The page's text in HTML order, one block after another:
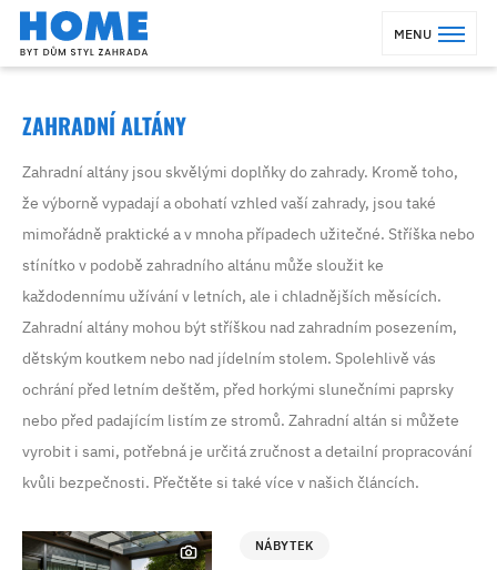
MENU
ZAHRADNÍ ALTÁNY
Zahradní altány jsou skvělými doplňky do zahrady. Kromě toho,
že výborně vypadají a obohatí vzhled vaší zahrady, jsou také
mimořádně praktické a v mnoha případech užitečné. Stříška nebo
stínítko v podobě zahradního altánu může sloužit ke
každodennímu užívání v letních, ale i chladnějších měsících.
Zahradní altány mohou být stříškou nad zahradním posezením,
dětským koutkem nebo nad jídelním stolem. Spolehlivě vás
ochrání před letním deštěm, před horkými slunečními paprsky
nebo před padajícím listím ze stromů. Zahradní altán si můžete
vyrobit i sami, potřebná je určitá zručnost a detailní propracování
kvůli bezpečnosti. Přečtěte si také více v našich článcích.
NÁBYTEK